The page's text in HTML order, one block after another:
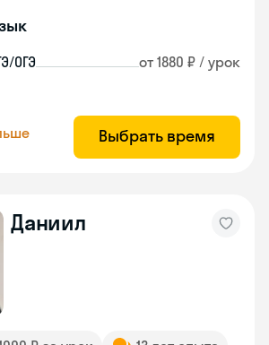
ОГЭ от 1880 ₽ / урок
Выбрать время
Даниил